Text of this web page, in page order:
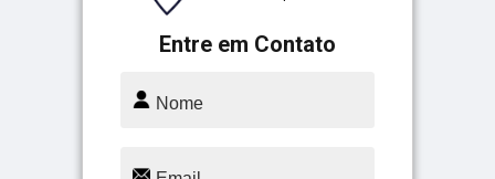
Entre em Contato